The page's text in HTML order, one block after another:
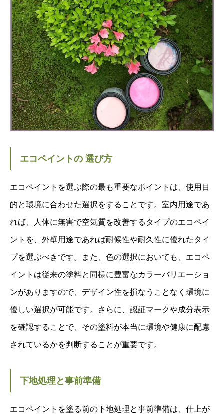
エコペイントの 選び方
エコペイントを選ぶ際の最も重要なポイントは、使用目
的と環境に合わせた選択をすることです。室内用途であ
れば、人体に無害で空気質を改善するタイプのエコペイ
ントを、外壁用途であれば耐候性や耐久性に優れたタイ
プを選ぶべきです。また、色の選択においても、エコペ
イントは従来の塗料と同様に豊富なカラーバリエーショ
ンがありますので、デザイン性を損なうことなく環境に
優しい選択が可能です。さらに、認証マークや成分表示
を確認することで、その塗料が本当に環境や健康に配慮
されているかを判断することが重要です。
下地処理と事前準備
エコペイントを塗る前の下地処理と事前準備は、仕上が